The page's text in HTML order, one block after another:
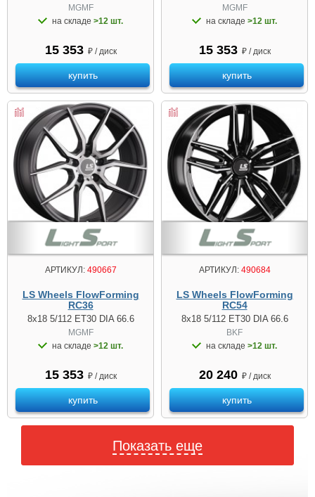
MGMF
на складе >12 шт.
15 353 ₽ / диск
купить
MGMF
на складе >12 шт.
15 353 ₽ / диск
купить
АРТИКУЛ:490667
LS Wheels FlowForming
RC36
8x18 5/112 ET30 DIA 66.6
MGMF
на складе >12 шт.
15 353 ₽ / диск
купить
АРТИКУЛ:490684
LS Wheels FlowForming
RC54
8x18 5/112 ET30 DIA 66.6
BKF
на складе >12 шт.
20 240 ₽ / диск
купить
Показать еще